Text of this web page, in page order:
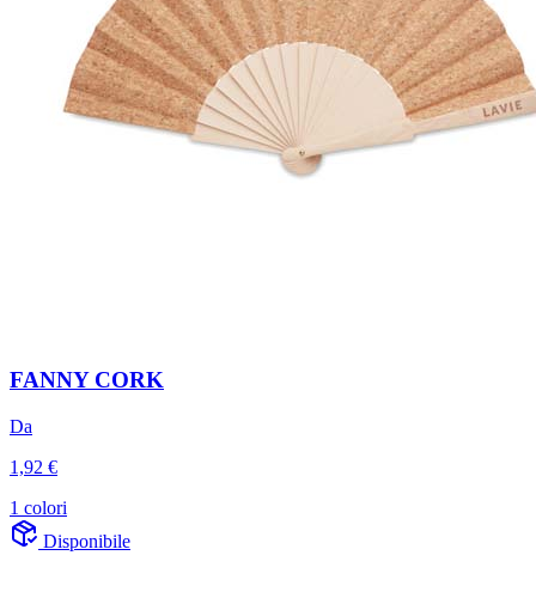
FANNY CORK
Da
1,92 €
1 colori
Disponibile